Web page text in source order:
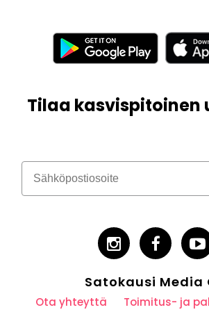
Tilaa kasvispitoinen
Satokausi Media
Ota yhteyttä Toimitus- ja